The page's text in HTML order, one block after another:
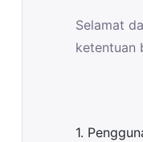
Selamat
ketentuan
1.